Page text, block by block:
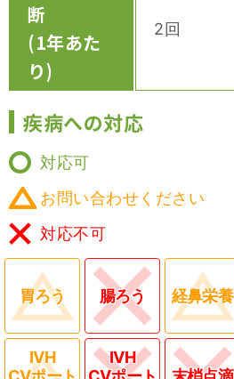
断
(1年あた
り)
2回
疾病への対応
対応可
お問い合わせください
対応不可
胃ろう 腸ろう 経鼻栄養
IVH
IVH